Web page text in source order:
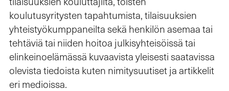
koulutusyritysten tapahtumista, tilaisuuksien
yhteistyökumppaneilta sekä henkilön asemaa tai
tehtäviä tai niiden hoitoa julkisyhteisöissä tai
elinkeinoelämässä kuvaavista yleisesti saatavissa
olevista tiedoista kuten nimitysuutiset ja artikkelit
eri medioissa.